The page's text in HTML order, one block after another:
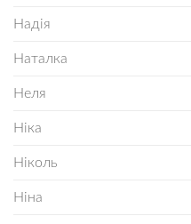
Надія
Наталка
Неля
Ніка
Ніколь
Ніна